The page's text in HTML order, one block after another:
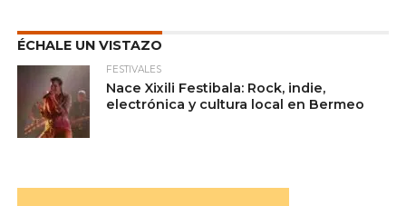
ÉCHALE UN VISTAZO
FESTIVALES
Nace Xixili Festibala: Rock, indie,
electrónica y cultura local en Bermeo